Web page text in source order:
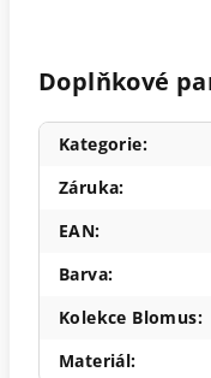
Doplňkové
Kategorie:
Záruka:
EAN:
Barva:
Kolekce Blomus:
Materiál: